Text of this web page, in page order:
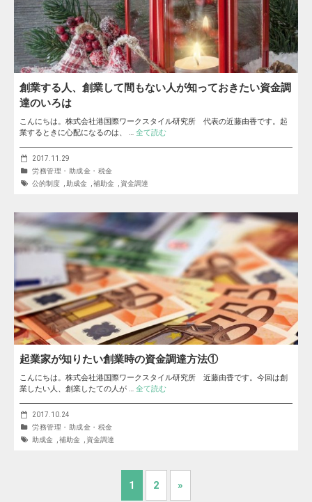
創業する人、創業して間もない人が知っておきたい資金調
達のいろは
こんにちは。株式会社港国際ワークスタイル研究所 代表の近藤由香です。起
業するときに心配になるのは、 … 全て読む
2017.11.29
労務管理・助成金・税金
公的制度
助成金 補助金 資金調達
起業家が知りたい創業時の資金調達方法①
こんにちは。株式会社港国際ワークスタイル研究所 近藤由香です。今回は創
業したい人、創業したての人が … 全て読む
2017.10.24
労務管理・助成金・税金
助成金
補助金 資金調達
1 2 »